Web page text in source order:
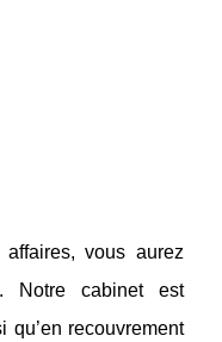
vous aurez
Notre cabinet est
qu’en recouvrement